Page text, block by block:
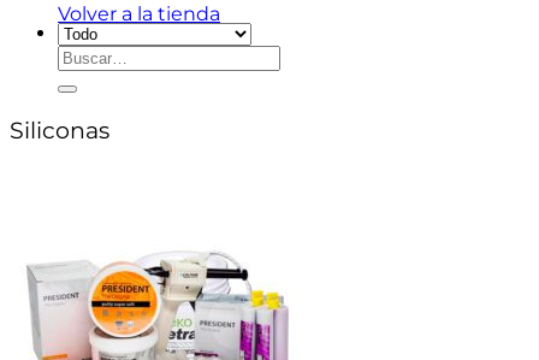
Volver a la tienda
Buscar
por:
Siliconas